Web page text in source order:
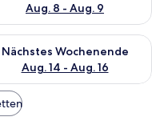
Aug. 8 - Aug. 9
Wochenende, Aug. 7
Nächstes Wochenende
Aug. 14 - Aug. 16
die Verfügbarkeit